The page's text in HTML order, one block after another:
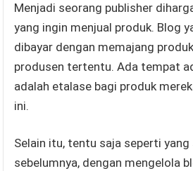
Menjadi seorang publisher
yang ingin menjual produk. Blog
dibayar dengan memajang
produsen tertentu. Ada tempat
adalah etalase bagi produk
ini.
Selain itu, tentu saja seperti yang
sebelumnya, dengan mengelola